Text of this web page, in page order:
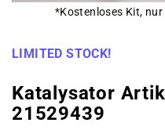
*Kostenloses Kit,
LIMITED STOCK!
Katalysator
21529439